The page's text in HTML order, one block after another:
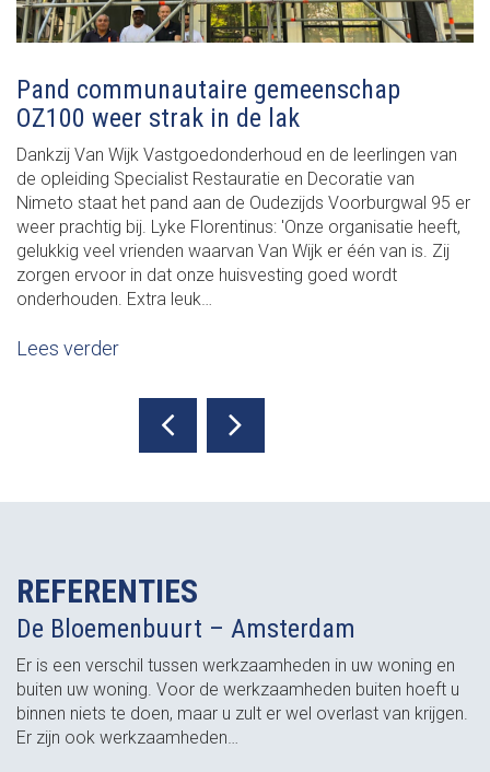
Pand communautaire gemeenschap
OZ100 weer strak in de lak
Dankzij Van Wijk Vastgoedonderhoud en de leerlingen van
de opleiding Specialist Restauratie en Decoratie van
Nimeto staat het pand aan de Oudezijds Voorburgwal 95 er
weer prachtig bij. Lyke Florentinus: 'Onze organisatie heeft,
gelukkig veel vrienden waarvan Van Wijk er één van is. Zij
zorgen ervoor in dat onze huisvesting goed wordt
onderhouden. Extra leuk…
Lees verder
REFERENTIES
De Bloemenbuurt – Amsterdam
Er is een verschil tussen werkzaamheden in uw woning en
buiten uw woning. Voor de werkzaamheden buiten hoeft u
binnen niets te doen, maar u zult er wel overlast van krijgen.
Er zijn ook werkzaamheden…